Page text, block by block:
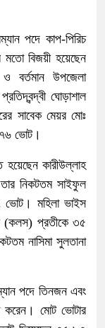
পদে কাপ-পিরিচ
বিজয়ী হয়েছেন
বর্তমান উপজেলা
ঘোড়াশাল
সাবেক মেয়র মোঃ
ভোট।
হয়েছেন কারীউল্লাহ
নিকটতম সাইফুল
ভোট। মহিলা ভাইস
(কলস) প্রতীকে ৩৫
নাসিমা সুলতানা
পদে তিনজন এবং
করেন। মোট ভোটার